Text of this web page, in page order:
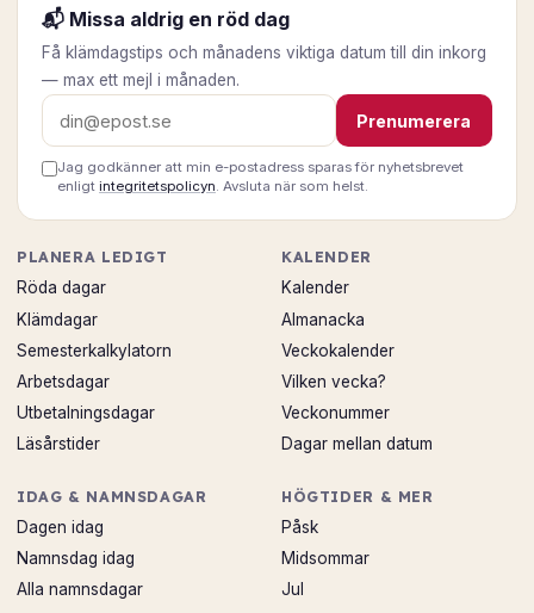
📬 Missa aldrig en röd dag
Få klämdagstips och månadens viktiga datum till din inkorg
— max ett mejl i månaden.
E-postadress Prenumerera
Jag godkänner att min e-postadress sparas för nyhetsbrevet
enligt integritetspolicyn. Avsluta när som helst.
PLANERA LEDIGT
Röda dagar
Klämdagar
Semesterkalkylatorn
Arbetsdagar
Utbetalningsdagar
Läsårstider
KALENDER
Kalender
Almanacka
Veckokalender
Vilken vecka?
Veckonummer
Dagar mellan datum
IDAG & NAMNSDAGAR
Dagen idag
Namnsdag idag
Alla namnsdagar
HÖGTIDER & MER
Påsk
Midsommar
Jul